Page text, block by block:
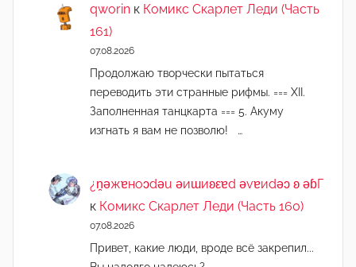
qworin к Комикс Скарлет Леди (Часть
161)
07.08.2026
Продолжаю творчески пытаться
переводить эти странные рифмы. === XII.
Заполненная танцкарта === 5. Акуму
изгнать я вам не позволю! …
¿n̯ǝжɐноɔdǝu ǝиɯиʚεɐd ǝvɐиdǝɔ ʚ ǝɓГ
к Комикс Скарлет Леди (Часть 160)
07.08.2026
Привет, какие люди, вроде всё закрепил...